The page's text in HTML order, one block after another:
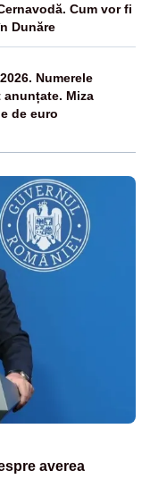
Cum vor fi
Dunăre
Numerele
Miza
de euro
averea